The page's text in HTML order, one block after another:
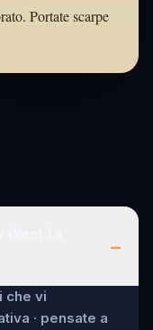
Portate scarpe
–
che vi
· pensate a